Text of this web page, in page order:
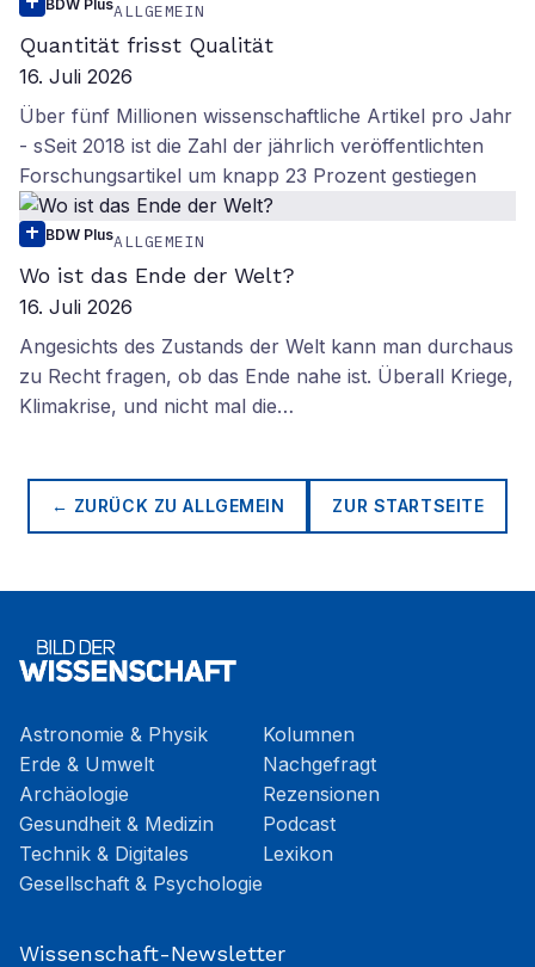
BDW PlusALLGEMEIN
Quantität frisst Qualität
16. Juli 2026
Über fünf Millionen wissenschaftliche Artikel pro Jahr
- sSeit 2018 ist die Zahl der jährlich veröffentlichten
Forschungsartikel um knapp 23 Prozent gestiegen
BDW PlusALLGEMEIN
Wo ist das Ende der Welt?
16. Juli 2026
Angesichts des Zustands der Welt kann man durchaus
zu Recht fragen, ob das Ende nahe ist. Überall Kriege,
Klimakrise, und nicht mal die…
← ZURÜCK ZUALLGEMEIN ZUR STARTSEITE
Astronomie & Physik
Erde & Umwelt
Archäologie
Gesundheit & Medizin
Technik & Digitales
Gesellschaft & Psychologie
Kolumnen
Nachgefragt
Rezensionen
Podcast
Lexikon
Wissenschaft-Newsletter